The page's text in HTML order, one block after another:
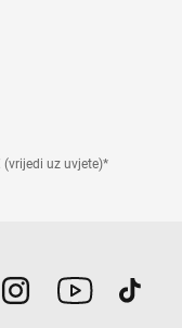
(vrijedi uz uvjete)*